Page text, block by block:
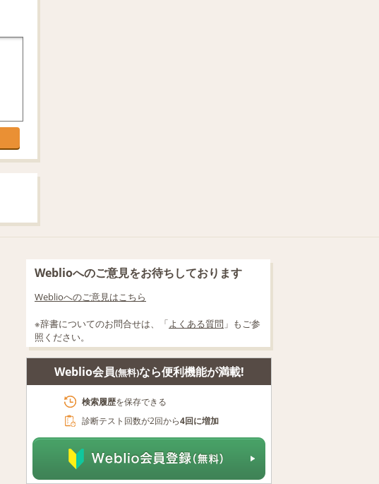
Weblioへのご意見をお待ちしております
Weblioへのご意見はこちら
※辞書についてのお問合せは、「よくある質問 」もご参
照ください。
Weblio会員(無料)なら便利機能が満載!
検索履歴を保存できる
診断テスト回数が2回から4回に増加